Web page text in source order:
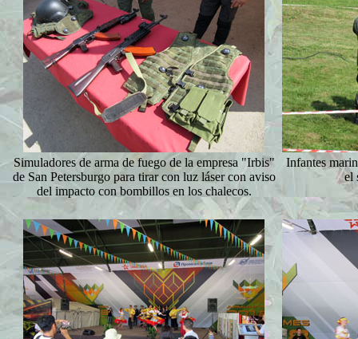
Simuladores de arma de fuego de la empresa "Irbis"
de San Petersburgo para tirar con luz láser con aviso
del impacto con bombillos en los chalecos.
Infantes
el